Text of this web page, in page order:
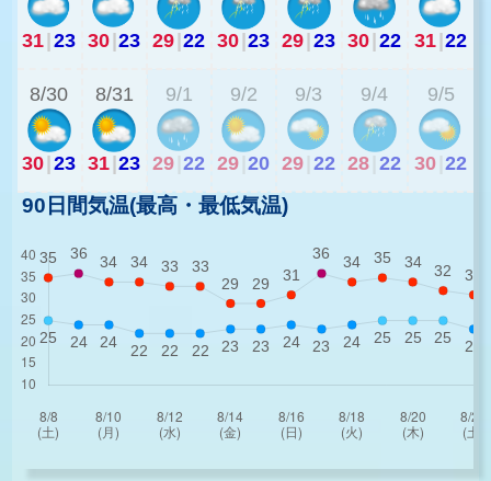
31|23 30|23 29|22 30|23 29|23 30|22 31|22
8/30
30|23
8/31
31|23
9/1
29 22
9/2
29 20
9/3
29 22
9/4
28 22
9/5
30 22
90日間気温(最高・最低気温)